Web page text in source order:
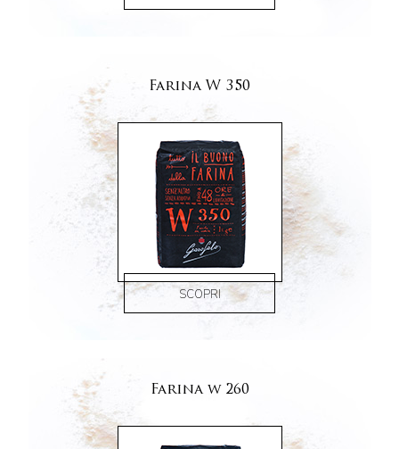
Farina W 350
SCOPRI
Farina w 260